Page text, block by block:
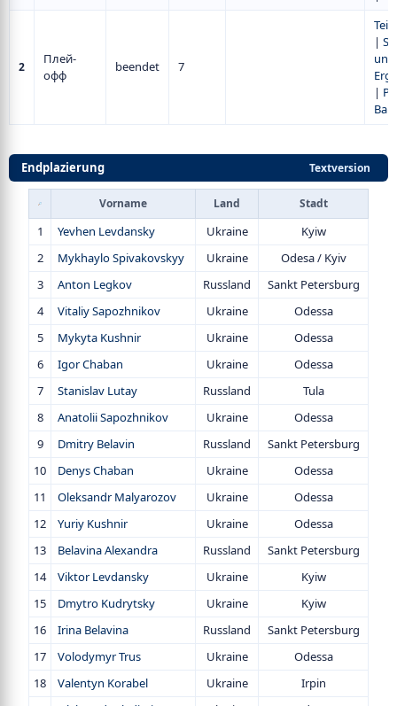
2
Плей-
офф
beendet 7
|
und
|
Textversion
Endplazierung
Vorname Land Stadt
1 Yevhen Levdansky Ukraine
Kyiw
2
Mykhaylo Spivakovskyy Ukraine
Odesa / Kyiv
3
Anton Legkov Russland
Sankt Petersburg
4
Vitaliy Sapozhnikov Ukraine
Odessa
5
Mykyta Kushnir Ukraine
Odessa
6
Igor Chaban Ukraine
Odessa
7
Stanislav Lutay Russland
Tula
8
Anatolii Sapozhnikov Ukraine
Odessa
9
Dmitry Belavin Russland
Sankt Petersburg
10
Denys Chaban Ukraine
Odessa
11
Oleksandr Malyarozov Ukraine
Odessa
12
Yuriy Kushnir Ukraine
Odessa
13
Belavina Alexandra Russland
Sankt Petersburg
14
Viktor Levdansky Ukraine
Kyiw
15
Dmytro Kudrytsky Ukraine
Kyiw
16
Irina Belavina Russland
Sankt Petersburg
17
Volodymyr Trus Ukraine
Odessa
18
Valentyn Korabel Ukraine
Irpin